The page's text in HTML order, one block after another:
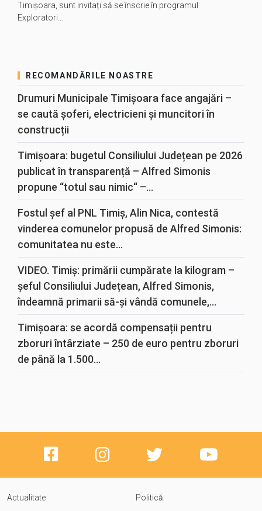
Timișoara, sunt invitați să se înscrie în programul
Exploratori…
RECOMANDĂRILE NOASTRE
Drumuri Municipale Timișoara face angajări –
se caută șoferi, electricieni și muncitori în
construcții
Timișoara: bugetul Consiliului Județean pe 2026
publicat în transparență – Alfred Simonis
propune “totul sau nimic“ –...
Fostul șef al PNL Timiș, Alin Nica, contestă
vinderea comunelor propusă de Alfred Simonis:
comunitatea nu este...
VIDEO. Timiș: primării cumpărate la kilogram –
șeful Consiliului Județean, Alfred Simonis,
îndeamnă primarii să-și vândă comunele,...
Timișoara: se acordă compensații pentru
zboruri întârziate – 250 de euro pentru zboruri
de până la 1.500...
Actualitate Politică